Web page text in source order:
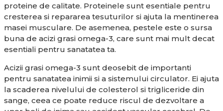
proteine de calitate. Proteinele sunt esentiale pentru
cresterea si repararea tesuturilor si ajuta la mentinerea
masei musculare. De asemenea, pestele este o sursa
buna de acizi grasi omega-3, care sunt mai mult decat
esentiali pentru sanatatea ta.
Acizii grasi omega-3 sunt deosebit de importanti
pentru sanatatea inimii si a sistemului circulator. Ei ajuta
la scaderea nivelului de colesterol si trigliceride din
sange, ceea ce poate reduce riscul de dezvoltare a